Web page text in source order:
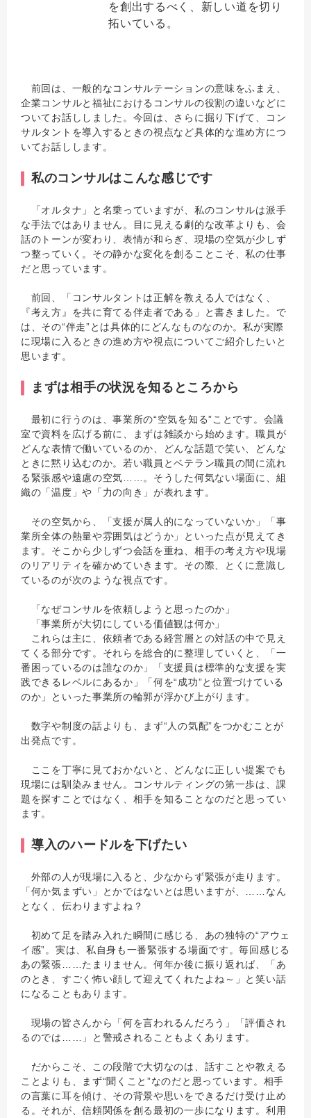
を創出するべく、新しい道を切り
拓いている。
前回は、一般的なコンサルテーションの意味をふまえ、
企業コンサルと福祉におけるコンサルの役割の違いなどに
ついてお話ししました。今回は、さらに掘り下げて、コン
サルタントを導入するときの視点など具体的な進め方につ
いてお話しします。
私のコンサルはこんな感じです
「オルタナ」と名乗っていますが、私のコンサルは派手
な手法ではありません。目に見える劇的な改革よりも、会
話のトーンが変わり、表情が和らぎ、現場の空気が少しず
つ整っていく。その静かな変化を創ることこそ、私の仕事
だと思っています。
前回、「コンサルタントは正解を教える人ではなく、
『考え方』を共に育てる伴走者である」と書きました。で
は、その“伴走”とは具体的にどんなものなのか。私が実際
に現場に入るときの進め方や視点についてご紹介したいと
思います。
まずは相手の状況を知るところから
最初に行うのは、事業所の“空気を知る”ことです。会議
室で資料を広げる前に、まずは雑談から始めます。職員が
どんな表情で働いているのか、どんな話題で笑い、どんな
ときに黙り込むのか。若い職員とベテラン職員の間に流れ
る緊張感や遠慮の空気……。そうした何気ない場面に、組
織の「温度」や「力の向き」が表れます。
その空気から、「支援が属人的になっていないか」「事
業所全体の熱量や雰囲気はどうか」といった点が見えてき
ます。そこから少しずつ会話を重ね、相手の考え方や現場
のリアリティを確かめていきます。その際、とくに意識し
ているのが次のような視点です。
「なぜコンサルを依頼しようと思ったのか」
「事業所が大切にしている価値観は何か」
これらは主に、依頼者である経営層との対話の中で見え
てくる部分です。それらを総合的に整理していくと、「一
番困っているのは誰なのか」「支援員は標準的な支援を実
践できるレベルにあるか」「何を“成功”と位置づけている
のか」といった事業所の輪郭が浮かび上がります。
数字や制度の話よりも、まず“人の気配”をつかむことが
出発点です。
ここを丁寧に見ておかないと、どんなに正しい提案でも
現場には馴染みません。コンサルティングの第一歩は、課
題を探すことではなく、相手を知ることなのだと思ってい
ます。
導入のハードルを下げたい
外部の人が現場に入ると、少なからず緊張が走ります。
「何か気まずい」とかではないとは思いますが、……なん
となく、伝わりますよね？
初めて足を踏み入れた瞬間に感じる、あの独特の“アウェ
イ感”。実は、私自身も一番緊張する場面です。毎回感じる
あの緊張……たまりません。何年か後に振り返れば、「あ
のとき、すごく怖い顔して迎えてくれたよね～」と笑い話
になることもあります。
現場の皆さんから「何を言われるんだろう」「評価され
るのでは……」と警戒されることもよくあります。
だからこそ、この段階で大切なのは、話すことや教える
ことよりも、まず“聞くこと”なのだと思っています。相手
の言葉に耳を傾け、その背景や思いをできるだけ受け止め
る。それが、信頼関係を創る最初の一歩になります。利用